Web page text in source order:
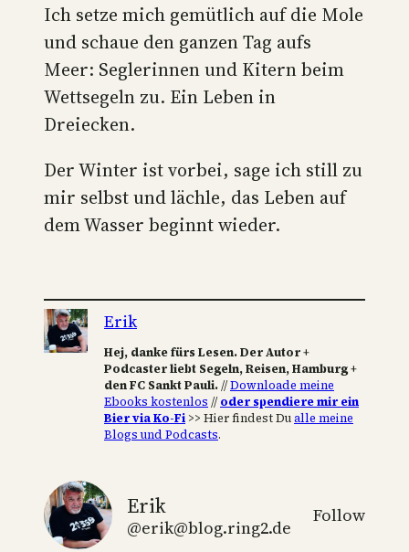
Ich setze mich gemütlich auf die Mole
und schaue den ganzen Tag aufs
Meer: Seglerinnen und Kitern beim
Wettsegeln zu. Ein Leben in
Dreiecken.
Der Winter ist vorbei, sage ich still zu
mir selbst und lächle, das Leben auf
dem Wasser beginnt wieder.
Erik
Hej, danke fürs Lesen. Der Autor +
Podcaster liebt Segeln, Reisen, Hamburg +
den FC Sankt Pauli.//Downloade meine
Ebooks kostenlos //oder spendiere mir ein
Bier via Ko-Fi >> Hier findest Dualle meine
Blogs und Podcasts.
Erik
@erik@blog.ring2.de
Follow